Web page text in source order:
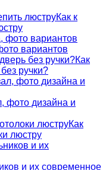
Как к
вариантов
Как
ручки?
фото дизайна и
Как
люстру
и их современное